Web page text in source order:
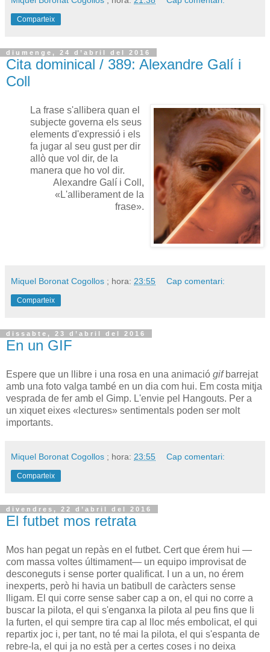
Comparteix
diumenge, 24 d’abril del 2016
Cita dominical / 389: Alexandre Galí i
Coll
La frase s'allibera quan el
subjecte governa els seus
elements d'expressió i els
fa jugar al seu gust per dir
allò que vol dir, de la
manera que ho vol dir.
Alexandre Galí i Coll,
«L'alliberament de la
frase».
Miquel Boronat Cogollos ; hora: 23:55 Cap comentari:
Comparteix
dissabte, 23 d’abril del 2016
En un GIF
Espere que un llibre i una rosa en una animació gifbarrejat
amb una foto valga també en un dia com hui. Em costa mitja
vesprada de fer amb el Gimp. L'envie pel Hangouts. Per a
un xiquet eixes «lectures» sentimentals poden ser molt
importants.
Miquel Boronat Cogollos ; hora: 23:55 Cap comentari:
Comparteix
divendres, 22 d’abril del 2016
El futbet mos retrata
Mos han pegat un repàs en el futbet. Cert que érem hui —
com massa voltes últimament— un equipo improvisat de
desconeguts i sense porter qualificat. I un a un, no érem
inexperts, però hi havia un batibull de caràcters sense
lligam. El qui corre sense saber cap a on, el qui no corre a
buscar la pilota, el qui s'enganxa la pilota al peu fins que li
la furten, el qui sempre tira cap al lloc més embolicat, el qui
repartix joc i, per tant, no té mai la pilota, el qui s'espanta de
rebre-la, el qui ja no està per a certes coses i no deixa